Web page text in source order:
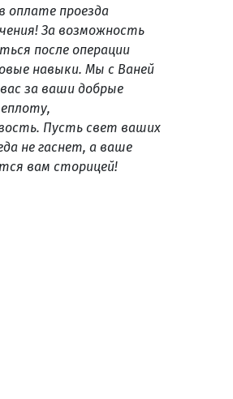
оплате проезда
За возможность
после операции
навыки. Мы с Ваней
за ваши добрые
Пусть свет ваших
не гаснет, а ваше
вам сторицей!